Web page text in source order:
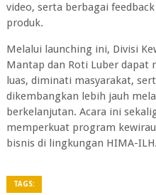
video, serta berbagai
produk.
Melalui launching ini, Divisi
Mantap dan Roti Luber dapat
luas, diminati masyarakat,
dikembangkan lebih jauh
berkelanjutan. Acara ini
memperkuat program
bisnis di lingkungan HIMA-
TAGS: